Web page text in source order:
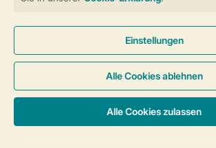
Sicher und schnell zur Online-
Sichere Datenübertragung
Sicheres Bezahlen